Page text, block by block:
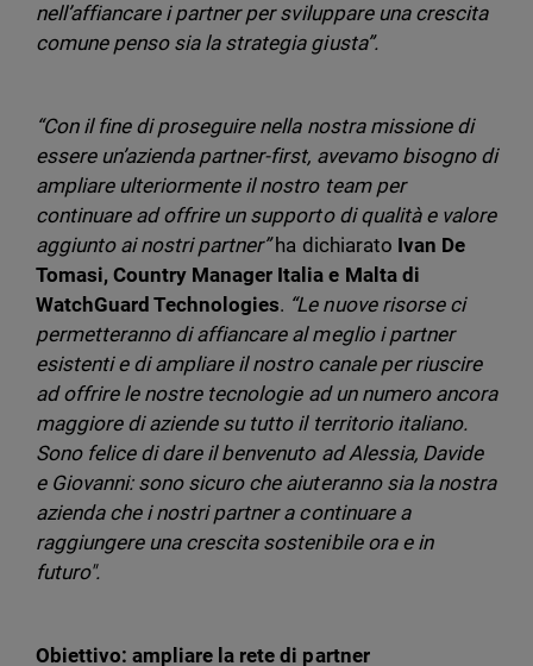
nell’affiancare i partner per sviluppare una crescita
comune penso sia la strategia giusta”.
“Con il fine di proseguire nella nostra missione di
essere un’azienda partner-first, avevamo bisogno di
ampliare ulteriormente il nostro team per
continuare ad offrire un supporto di qualità e valore
aggiunto ai nostri partner”ha dichiarato Ivan De
Tomasi, Country Manager Italia e Malta di
WatchGuard Technologies. “Le nuove risorse ci
permetteranno di affiancare al meglio i partner
esistenti e di ampliare il nostro canale per riuscire
ad offrire le nostre tecnologie ad un numero ancora
maggiore di aziende su tutto il territorio italiano.
Sono felice di dare il benvenuto ad Alessia, Davide
e Giovanni: sono sicuro che aiuteranno sia la nostra
azienda che i nostri partner a continuare a
raggiungere una crescita sostenibile ora e in
futuro".
Obiettivo: ampliare la rete di partner